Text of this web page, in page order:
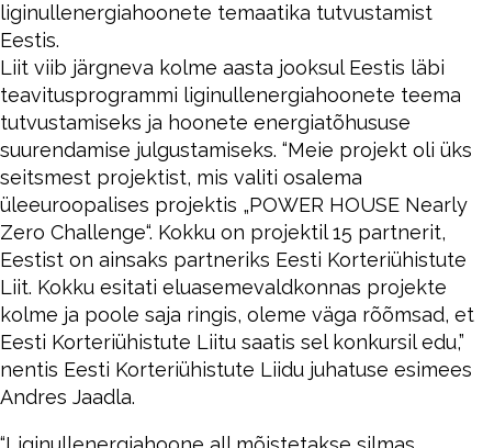
liginullenergiahoonete temaatika tutvustamist
Eestis.
Liit viib järgneva kolme aasta jooksul Eestis läbi
teavitusprogrammi liginullenergiahoonete teema
tutvustamiseks ja hoonete energiatõhususe
suurendamise julgustamiseks. “Meie projekt oli üks
seitsmest projektist, mis valiti osalema
üleeuroopalises projektis „POWER HOUSE Nearly
Zero Challenge“. Kokku on projektil 15 partnerit,
Eestist on ainsaks partneriks Eesti Korteriühistute
Liit. Kokku esitati eluasemevaldkonnas projekte
kolme ja poole saja ringis, oleme väga rõõmsad, et
Eesti Korteriühistute Liitu saatis sel konkursil edu,”
nentis Eesti Korteriühistute Liidu juhatuse esimees
Andres Jaadla.